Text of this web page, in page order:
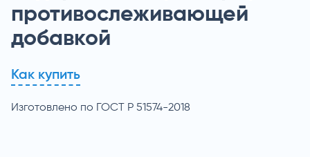
противосле­живаю­щей
добавкой
Как купить
Изготовлено по ГОСТ Р 51574-2018